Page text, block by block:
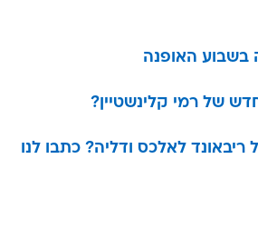
בשבוע האופנה
של רמי קלינשטיין?
לאלכס ודליה? כתבו לנו